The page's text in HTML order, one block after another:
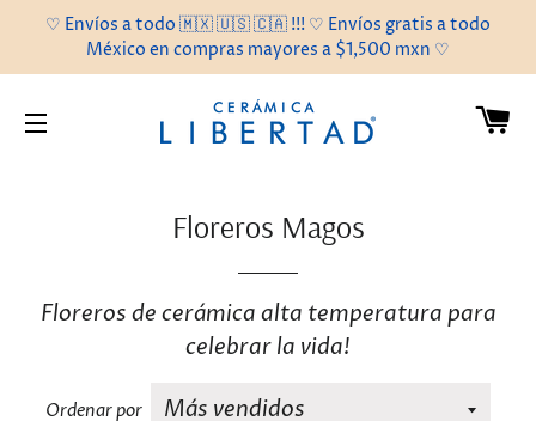
♡ Envíos a todo 🇲🇽 🇺🇸 🇨🇦 !!! ♡ Envíos gratis a todo
México en compras mayores a $1,500 mxn ♡
Floreros Magos
Floreros de cerámica alta temperatura para
celebrar la vida!
Ordenar por